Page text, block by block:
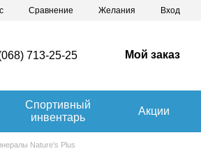
Сравнение Желания Вход
713-25-25 Мой заказ
Спортивный
инвентарь
Акции
Nature's Plus